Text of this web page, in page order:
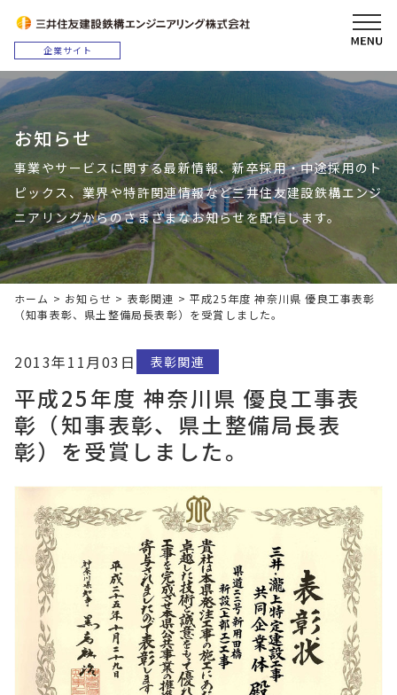
お知らせ
事業やサービスに関する最新情報、新卒採用・中途採用のト
ピックス、業界や特許関連情報など三井住友建設鉄構エンジ
ニアリングからのさまざまなお知らせを配信します。
ホーム > お知らせ > 表彰関連 >平成25年度 神奈川県 優良工事表彰
（知事表彰、県土整備局長表彰）を受賞しました。
2013年11月03日 表彰関連
平成25年度 神奈川県 優良工事表
彰（知事表彰、県土整備局長表
彰）を受賞しました。